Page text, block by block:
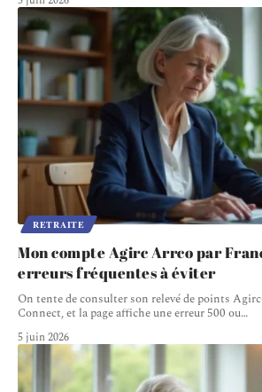
RETRAITE
Mon compte Agirc Arrco par
erreurs fréquentes à éviter
On tente de consulter son relevé de points
Connect, et la page affiche une erreur 500 ou…
5 juin 2026